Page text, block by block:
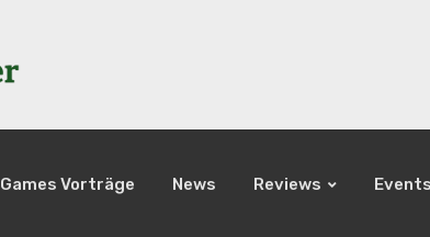
Games Vorträge News Reviews